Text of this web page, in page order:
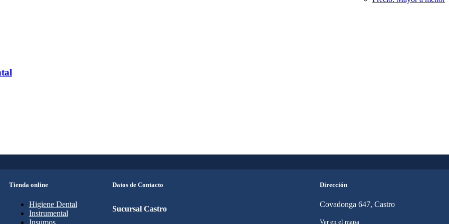
Tienda online
Higiene Dental
Instrumental
Insumos
Datos de Contacto
Sucursal Castro
Dirección
Covadonga 647, Castro
Ver en el mapa